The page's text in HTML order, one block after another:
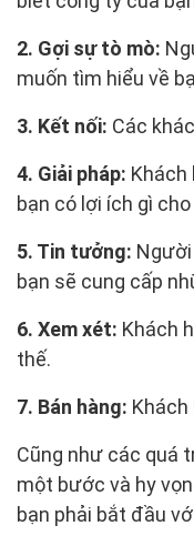
2. Gợi sự tò mò:
muốn tìm hiểu về
3. Kết nối: Các
4. Giải pháp: Khách
bạn có lợi ích gì cho
5. Tin tưởng:
bạn sẽ cung cấp
6. Xem xét: Khách
thế.
7. Bán hàng: Khách
Cũng như các quá
một bước và hy
bạn phải bắt đầu